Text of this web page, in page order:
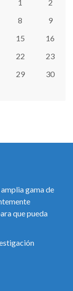
1
2
8
9
15
16
22
23
29
30
gama de
que pueda